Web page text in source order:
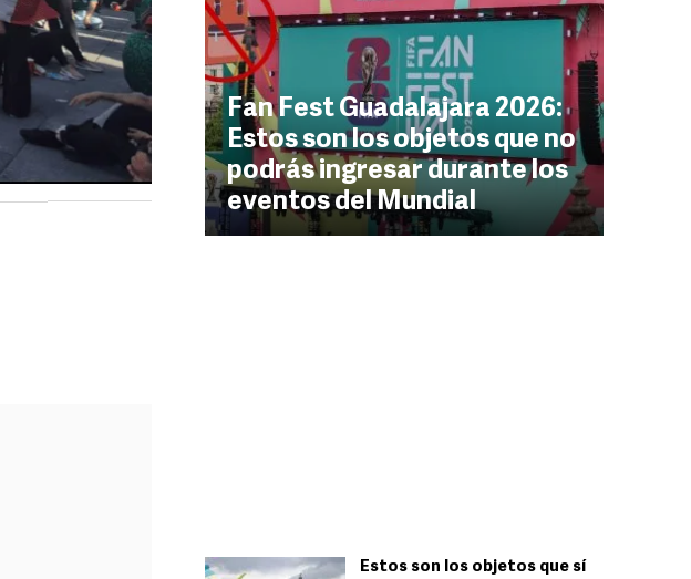
Fan Fest Guadalajara 2026:
Estos son los objetos que no
podrás ingresar durante los
eventos del Mundial
Estos son los objetos que sí